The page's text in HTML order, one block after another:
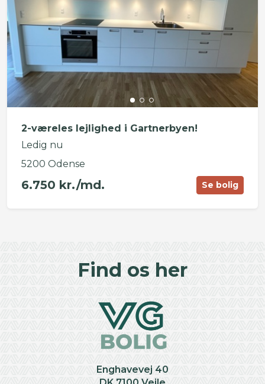
2-væreles lejlighed i Gartnerbyen!
Ledig nu
5200 Odense
6.750 kr./md. Se bolig
Find os her
Enghavevej 40